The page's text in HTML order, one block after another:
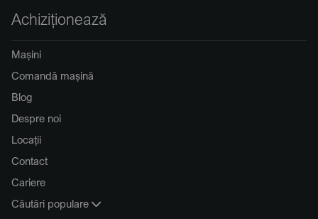
Achiziționează
Mașini
Comandă mașină
Blog
Despre noi
Locații
Contact
Cariere
Căutări populare